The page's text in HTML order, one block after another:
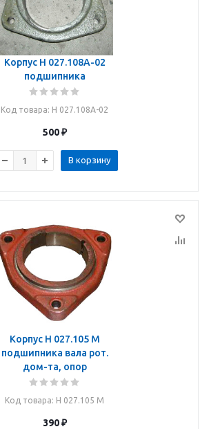
Корпус Н 027.108А-02
подшипника
Код товара: Н 027.108А-02
500₽
В корзину
Корпус Н 027.105 М
подшипника вала рот.
дом-та, опор
Код товара: Н 027.105 М
390₽